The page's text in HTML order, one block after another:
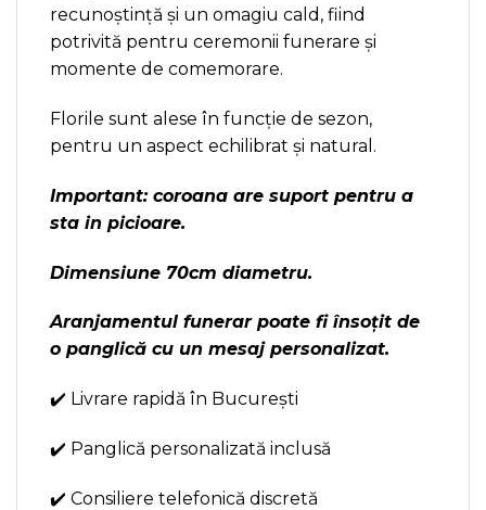
recunoștință și un omagiu cald, fiind
potrivită pentru ceremonii funerare și
momente de comemorare.
Florile sunt alese în funcție de sezon,
pentru un aspect echilibrat și natural.
Important: coroana are suport pentru a
sta in picioare.
Dimensiune 70cm diametru.
Aranjamentul funerar poate fi însoțit de
o panglică cu un mesaj personalizat.
✔️ Livrare rapidă în București
✔️ Panglică personalizată inclusă
✔️ Consiliere telefonică discretă